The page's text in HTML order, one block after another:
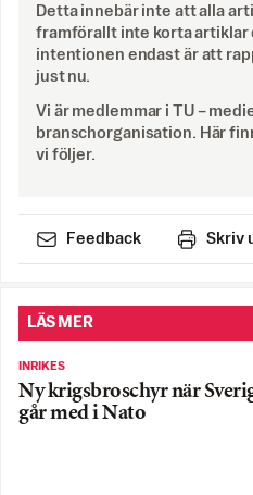
Detta innebär inte att alla
framförallt inte korta artiklar
intentionen endast är att
just nu.
Vi är medlemmar i TU –
branschorganisation. Här
vi följer.
Feedback Skriv
LÄS MER
INRIKES
Ny krigsbroschyr när
går med i Nato